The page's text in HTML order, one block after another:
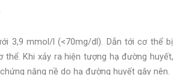
3,9 mmol/l (<70mg/dl). Dẫn tới cơ thể bị
Khi xảy ra hiện tượng hạ đường huyết,
nặng nề do hạ đường huyết gây nên.